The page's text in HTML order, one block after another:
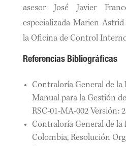
asesor José Javier
especializada Marien
la Oficina de Control
Referencias Bibliográficas
Contraloría General de la
Manual para la Gestión
RSC-01-MA-002 Versión:
Contraloría General de la
Colombia, Resolución